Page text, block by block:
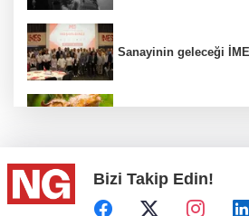
Sanayinin geleceği
Türkiye, Suudi
savunma anlaşması...
Bizi Takip Edin!